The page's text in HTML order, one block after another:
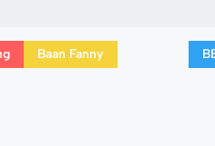
Baan Fanny